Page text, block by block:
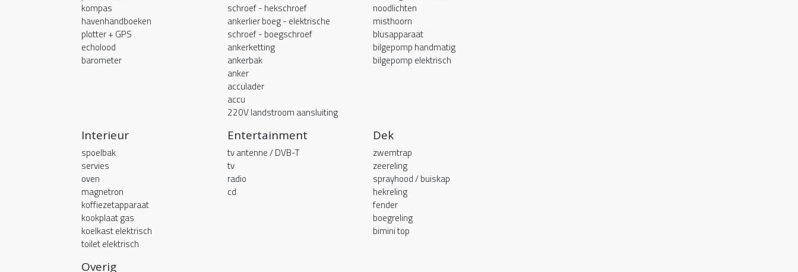
kompas
havenhandboeken
plotter + GPS
echolood
barometer
schroef - hekschroef
ankerlier boeg - elektrische
schroef - boegschroef
ankerketting
ankerbak
anker
acculader
accu
220V landstroom aansluiting
noodlichten
misthoorn
blusapparaat
bilgepomp handmatig
bilgepomp elektrisch
Interieur
spoelbak
servies
oven
magnetron
koffiezetapparaat
kookplaat gas
koelkast elektrisch
toilet elektrisch
Entertainment
tv antenne / DVB-T
tv
radio
cd
Dek
zwemtrap
zeereling
sprayhood / buiskap
hekreling
fender
boegreling
bimini top
Overig